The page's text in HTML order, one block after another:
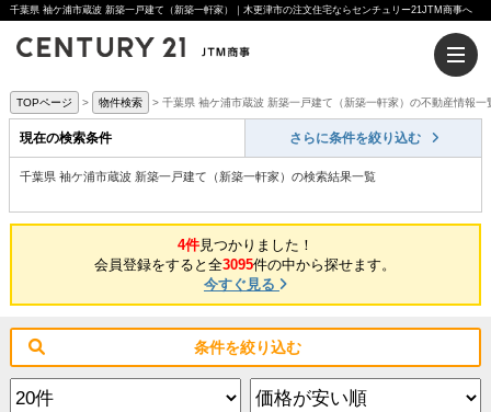
千葉県 袖ケ浦市蔵波 新築一戸建て（新築一軒家）｜木更津市の注文住宅ならセンチュリー21JTM商事へ
TOPページ 物件検索 千葉県 袖ケ浦市蔵波 新築一戸建て（新築一軒家）の不動産情報一
現在の検索条件 さらに条件を絞り込む
千葉県 袖ケ浦市蔵波 新築一戸建て（新築一軒家）の検索結果一覧
4件見つかりました！
会員登録をすると全3095件の中から探せます。
今すぐ見る
条件を絞り込む